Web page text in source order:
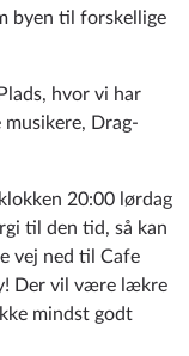
byen til forskellige
hvor vi har
Drag-
20:00 lørdag
til den tid, så kan
vej ned til Cafe
Der vil være lækre
mindst godt